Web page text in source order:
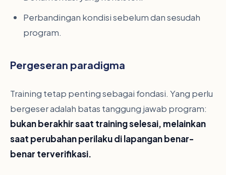
Perbandingan kondisi sebelum dan sesudah
program.
Pergeseran paradigma
Training tetap penting sebagai fondasi. Yang perlu
bergeser adalah batas tanggung jawab program:
bukan berakhir saat training selesai, melainkan
saat perubahan perilaku di lapangan benar-
benar terverifikasi.